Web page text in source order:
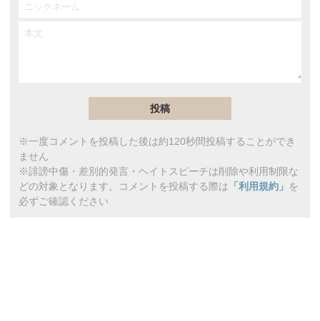
※一度コメントを投稿した後は約120秒間投稿することができ
ません
※誹謗中傷・差別的発言・ヘイトスピーチは削除や利用制限な
どの対象となります。コメントを投稿する際は 「利用規約」 を
必ずご確認ください